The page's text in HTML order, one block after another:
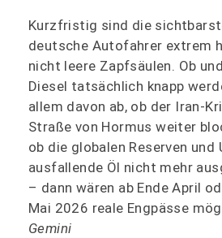
Kurzfristig sind die
deutsche Autofahrer extrem
nicht leere Zapfsäulen. Ob
Diesel tatsächlich knapp
allem davon ab, ob der
Straße von Hormus weiter
ob die globalen Reserven und
ausfallende Öl nicht mehr
– dann wären ab Ende April
Mai 2026 reale Engpässe
Gemini